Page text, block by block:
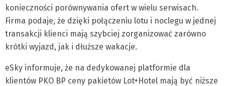
konieczności porównywania ofert w wielu serwisach.
Firma podaje, że dzięki połączeniu lotu i noclegu w jednej
transakcji klienci mają szybciej zorganizować zarówno
krótki wyjazd, jak i dłuższe wakacje.
eSky informuje, że na dedykowanej platformie dla
klientów PKO BP ceny pakietów Lot+Hotel mają być niższe